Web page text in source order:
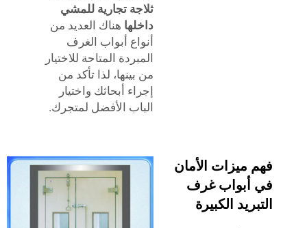
ثلاجة تجارية للمشي
هناك العديد من
أنواع أبواب الغرف
المبردة المتاحة للاختيار
من بينها، لذا تأكد من
إجراء أبحاثك واختيار
الباب الأفضل لمتجرك.
ميزات الأمان
غرف
الكبيرة